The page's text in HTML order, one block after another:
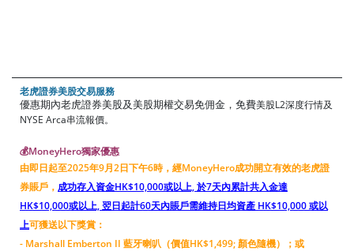
老虎證券美股交易服務
優惠期內老虎證券美股及美股期權交易免佣金，免費美股L2深度行情及
NYSE Arca串流報價。
💰MoneyHero獨家優惠
由即日起至2025年9月2日下午6時，經MoneyHero成功開立有效的老虎證
券賬戶， 成功存入資金HK$10,000或以上, 於7天內累計共入金達
HK$10,000或以上, 翌日起計60天內賬戶需維持日均資產 HK$10,000 或以
上可獲送以下獎賞：
- Marshall Emberton II 藍牙喇叭（價值HK$1,499; 顏色隨機）；或